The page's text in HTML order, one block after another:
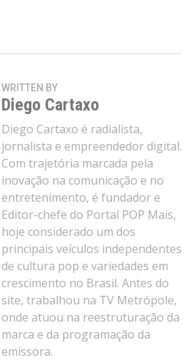
WRITTEN BY
Diego Cartaxo
Diego Cartaxo é radialista,
jornalista e empreendedor digital.
Com trajetória marcada pela
inovação na comunicação e no
entretenimento, é fundador e
Editor-chefe do Portal POP Mais,
hoje considerado um dos
principais veículos independentes
de cultura pop e variedades em
crescimento no Brasil. Antes do
site, trabalhou na TV Metrópole,
onde atuou na reestruturação da
marca e da programação da
emissora.